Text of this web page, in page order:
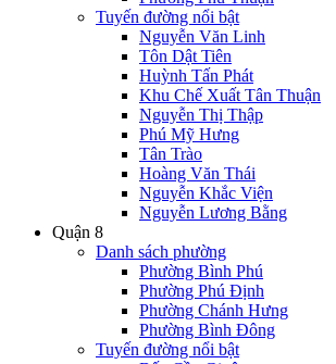
Tuyến đường nổi bật
Nguyễn Văn Linh
Tôn Dật Tiên
Huỳnh Tấn Phát
Khu Chế Xuất Tân Thuận
Nguyễn Thị Thập
Phú Mỹ Hưng
Tân Trào
Hoàng Văn Thái
Nguyễn Khắc Viện
Nguyễn Lương Bằng
Quận 8
Danh sách phường
Phường Bình Phú
Phường Phú Định
Phường Chánh Hưng
Phường Bình Đông
Tuyến đường nổi bật